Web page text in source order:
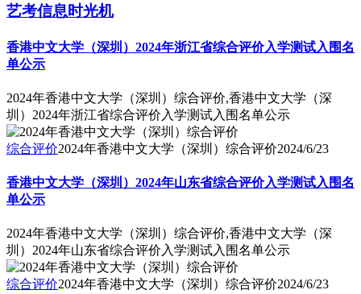
艺考信息时光机
香港中文大学（深圳）2024年浙江省综合评价入学测试入围名
单公示
2024年香港中文大学（深圳）综合评价,香港中文大学（深
圳）2024年浙江省综合评价入学测试入围名单公示
综合评价2024年香港中文大学（深圳）综合评价2024/6/23
香港中文大学（深圳）2024年山东省综合评价入学测试入围名
单公示
2024年香港中文大学（深圳）综合评价,香港中文大学（深
圳）2024年山东省综合评价入学测试入围名单公示
综合评价2024年香港中文大学（深圳）综合评价2024/6/23